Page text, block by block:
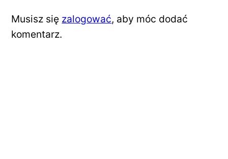
Musisz się zalogować, aby móc dodać
komentarz.